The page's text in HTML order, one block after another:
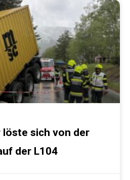
löste sich von der
der L104